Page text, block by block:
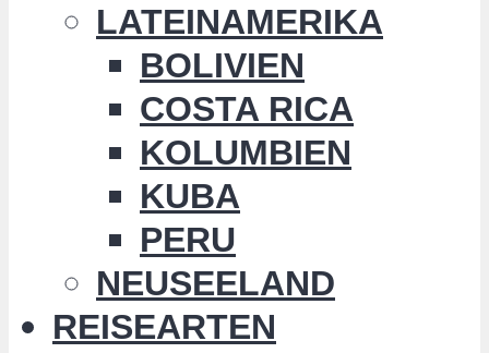
LATEINAMERIKA
BOLIVIEN
COSTA RICA
KOLUMBIEN
KUBA
PERU
NEUSEELAND
REISEARTEN